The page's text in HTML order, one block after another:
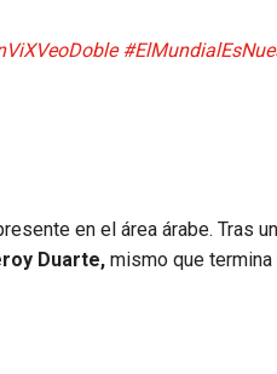
en el área árabe. Tras
Duarte, mismo que